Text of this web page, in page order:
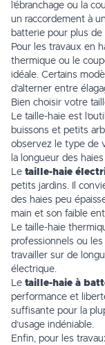
l’ébranchage ou la
un raccordement à
batterie pour plus de
Pour les travaux en
thermique ou le
idéale. Certains
d’alterner entre
Bien choisir votre
Le taille-haie est
buissons et petits
observez le type de
la longueur des
Le taille-haie
petits jardins. Il
des haies peu
main et son faible
Le taille-haie
professionnels ou
travailler sur de
électrique.
Le taille-haie à
performance et
suffisante pour la
d’usage indéniable.
Enfin, pour les